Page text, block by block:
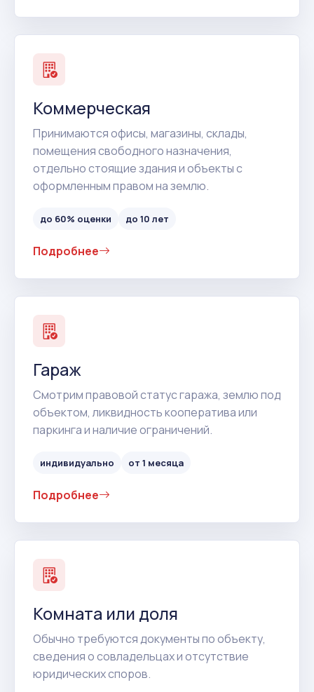
Коммерческая
Принимаются офисы, магазины, склады,
помещения свободного назначения,
отдельно стоящие здания и объекты с
оформленным правом на землю.
до 60% оценки до 10 лет
Подробнее
Гараж
Смотрим правовой статус гаража, землю под
объектом, ликвидность кооператива или
паркинга и наличие ограничений.
индивидуально от 1 месяца
Подробнее
Комната или доля
Обычно требуются документы по объекту,
сведения о совладельцах и отсутствие
юридических споров.